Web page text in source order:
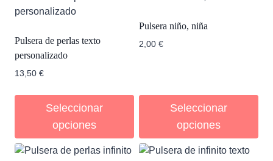
de
novia
cantidad
Pulsera de perlas texto
personalizado
13,50 €
Seleccionar
opciones
Pulsera niño, niña
2,00 €
Seleccionar
opciones